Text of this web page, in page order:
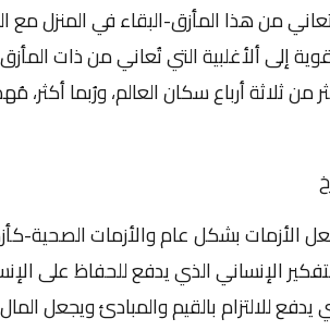
من هذا المأزق-البقاء في المنزل
إلى ألأغلبية التي تُعاني من ذات
ثلاثة أرباع سكان العالم، ورُبما أكثر،
الأزمات بشكل عام والأزمات
الإنساني الذي يدفع للحفاظ على
يدفع للالتزام بالقيم والمبادئ ويجعل